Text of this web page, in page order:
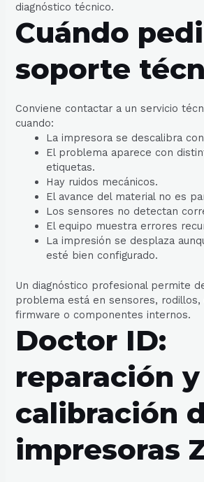
diagnóstico técnico.
Cuándo
soporte
Conviene contactar a un servicio
cuando:
La impresora se descalibra
El problema aparece con
etiquetas.
Hay ruidos mecánicos.
El avance del material no es
Los sensores no detectan
El equipo muestra errores
La impresión se desplaza
esté bien configurado.
Un diagnóstico profesional permite
problema está en sensores, rodillos,
firmware o componentes internos.
Doctor ID:
reparación y
calibración
impresoras